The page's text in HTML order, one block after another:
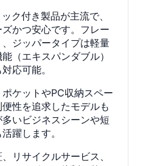
ク付き製品が主流で、
かつ安心です。フレー
ジッパータイプは軽量
（エキスパンダブル）
応可能。
ケットやPC収納スペー
性を追求したモデルも
いビジネスシーンや短
躍します。
リサイクルサービス、